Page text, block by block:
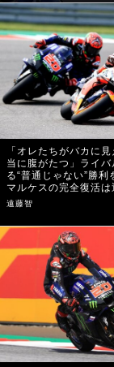
「オレたちがバカに
当に腹がたつ」ライ
る“普通じゃない”勝利
マルケスの完全復活は
遠藤智